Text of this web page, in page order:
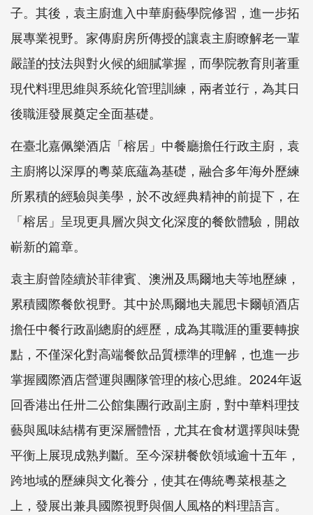
子。其後，袁主廚進入中華廚藝學院修習，進一步拓
展專業視野。家傳廚房所傳授的讓袁主廚瞭解老一輩
嚴謹的技法與對火候的細膩掌握，而學院教育則著重
現代料理思維與系統化管理訓練，兩者並行，為其日
後職涯發展奠定全面基礎。
在臺北嘉佩樂酒店「榕居」中餐廳擔任行政主廚，袁
主廚將以深厚的粵菜底蘊為基礎，融合多年海外歷練
所累積的經驗與美學，於不改經典精神的前提下，在
「榕居」呈現更具層次與文化深度的餐飲體驗，開啟
嶄新的篇章。
袁主廚曾陸續於菲律賓、澳洲及馬爾地夫等地歷練，
累積國際餐飲視野。其中於馬爾地夫麗思卡爾頓酒店
擔任中餐行政副總廚的經歷，成為其職涯的重要轉捩
點，不僅深化對高端餐飲品質標準的理解，也進一步
掌握國際酒店營運與團隊管理的核心思維。2024年返
回香港出任卅二公館集團行政副主廚，對中華料理技
藝與風味結構有更深層體悟，尤其在食材選擇與味覺
平衡上展現成熟判斷。至今深耕餐飲領域逾十五年，
跨地域的歷練與文化養分，使其在傳統粵菜根基之
上，發展出兼具國際視野與個人風格的料理語言。